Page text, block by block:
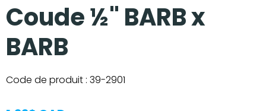
Coude ½" BARB x
BARB
Code de produit : 39-2901